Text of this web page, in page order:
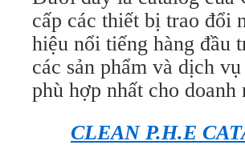
cấp các thiết bị trao đổi
hiệu nổi tiếng hàng đầu
các sản phẩm và dịch
phù hợp nhất cho doanh
CLEAN P.H.E